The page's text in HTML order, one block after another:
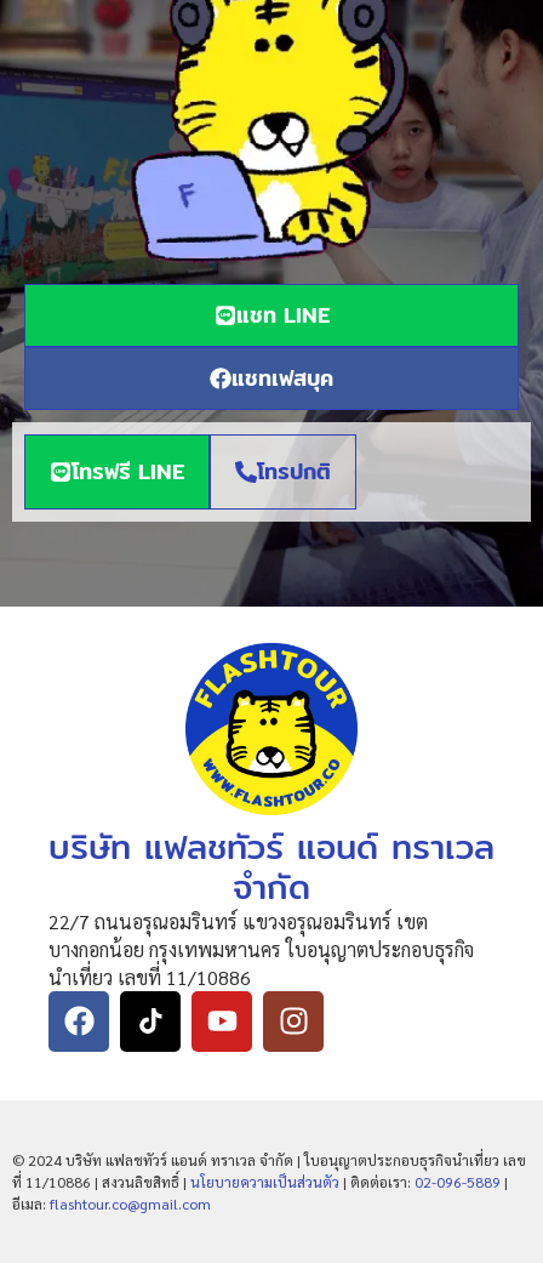
แชท LINE
แชทเฟสบุค
โทรฟรี LINE โทรปกติ
บริษัท แฟลชทัวร์ แอนด์ ทราเวล
จำกัด
22/7 ถนนอรุณอมรินทร์ แขวงอรุณอมรินทร์ เขต
บางกอกน้อย กรุงเทพมหานคร ใบอนุญาตประกอบธุรกิจ
นำเที่ยว เลขที่ 11/10886
© 2024 บริษัท แฟลชทัวร์ แอนด์ ทราเวล จำกัด | ใบอนุญาตประกอบธุรกิจนำเที่ยว เลข
ที่ 11/10886 | สงวนลิขสิทธิ์ | นโยบายความเป็นส่วนตัว | ติดต่อเรา: 02-096-5889 |
อีเมล: flashtour.co@gmail.com